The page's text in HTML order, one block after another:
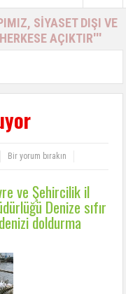
SİYASET DIŞI VE
AÇIKTIR'''
Bir yorum bırakın
ve Şehircilik il
Denize sıfır
doldurma